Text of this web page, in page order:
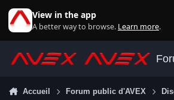
View in the app
A better way to browse. Learn more.
Accueil Forum public d'AVEX